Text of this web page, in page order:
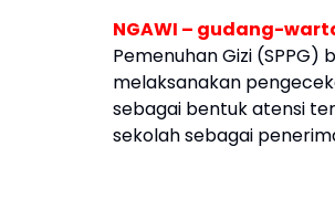
NGAWI – gudang-
Pemenuhan Gizi (SPPG)
melaksanakan
sebagai bentuk atensi
sekolah sebagai